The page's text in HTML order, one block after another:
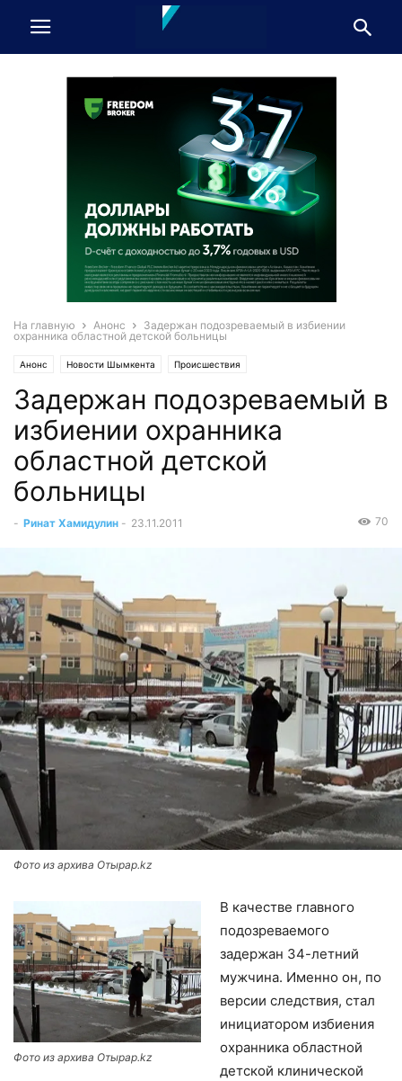
На главную Анонс
Задержан подозреваемый в избиении
охранника областной детской больницы
Анонс Новости Шымкента Происшествия
Задержан подозреваемый в
избиении охранника
областной детской
больницы
- Ринат Хамидулин - 23.11.2011 70
Фото из архива Отырар.kz
Фото из архива Отырар.kz
В качестве главного
подозреваемого
задержан 34-летний
мужчина. Именно он, по
версии следствия, стал
инициатором избиения
охранника областной
детской клинической